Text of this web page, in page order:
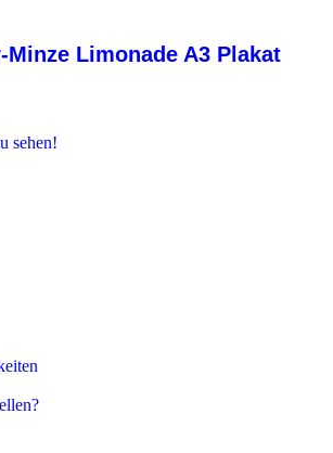
Limonade A3 Plakat
sehen!